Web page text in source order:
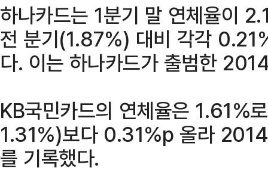
하나카드는 1분기 말 연체율이
전 분기(1.87%) 대비 각각
다. 이는 하나카드가 출범한
KB국민카드의 연체율은 1.61%
1.31%)보다 0.31%p 올라
를 기록했다.